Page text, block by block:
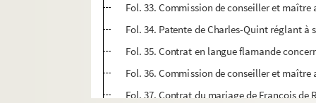
Fol. 33. Commission de conseiller et
Fol. 34. Patente de Charles-Quint réglant
Fol. 35. Contrat en langue flamande
Fol. 36. Commission de conseiller et
Fol. 37. Contrat du mariage de François de